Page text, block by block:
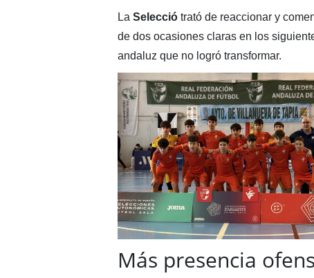
La Selecciótrató de reaccionar y
de dos ocasiones claras en los
andaluz que no logró transformar.
Más presencia